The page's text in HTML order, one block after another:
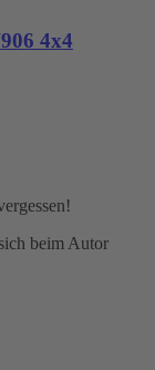
4x4
beim Autor